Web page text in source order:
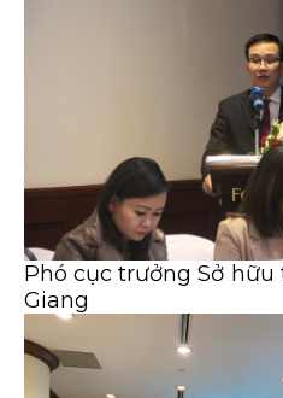
Phó cục trưởng Sở
Giang